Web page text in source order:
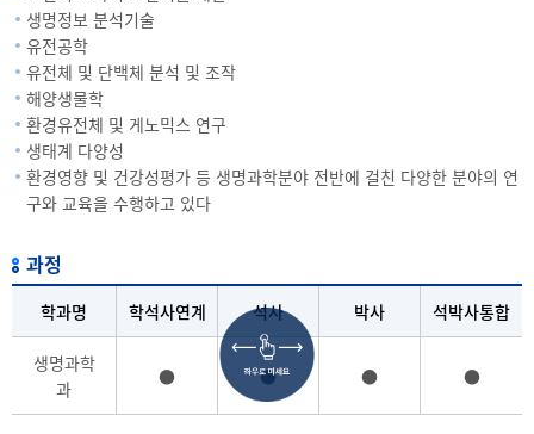
생명정보 분석기술
유전공학
유전체 및 단백체 분석 및 조작
해양생물학
환경유전체 및 게노믹스 연구
생태계 다양성
환경영향 및 건강성평가 등 생명과학분야 전반에 걸친 다양한 분야의 연
구와 교육을 수행하고 있다
과정
학과명 학석사연계 석사 박사 석박사통합
생명과학
과
● ● ● ●